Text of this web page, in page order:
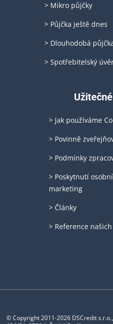
> Mikro půjčky
> Půjčka ještě dnes
> Dlouhodobá
> Spotřebitelský
> Jak používáme
> Povinně
> Podmínky
> Poskytnutí
marketing
> Články
> Reference
© Copyright 2011-2026 DSCredit